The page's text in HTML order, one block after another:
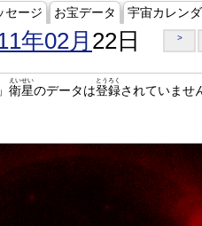
セージ お宝データ 宇宙カレン
年02月 22日 >
衛星
えいせい
のデータは登録
とうろく
されていませ